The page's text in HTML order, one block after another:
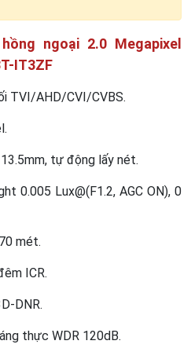
ngoại 2.0 Megapixel
IT3ZF
TVI/AHD/CVI/CVBS.
tự động lấy nét.
0.005 Lux@(F1.2, AGC ON), 0
mét.
ICR.
DNR.
thực WDR 120dB.